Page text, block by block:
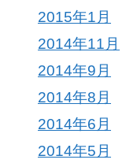
2015年1月
2014年11月
2014年9月
2014年8月
2014年6月
2014年5月